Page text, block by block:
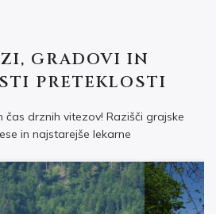
GRADOVI IN
PRETEKLOSTI
čas drznih vitezov! Razišči grajske
in najstarejše lekarne